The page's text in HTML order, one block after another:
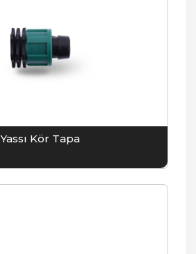
Yassı Kör Tapa